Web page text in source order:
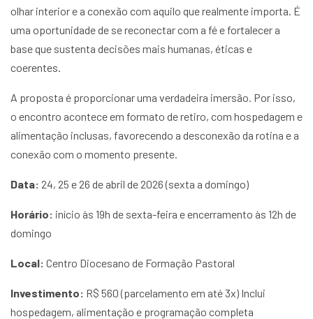
olhar interior e a conexão com aquilo que realmente importa. É
uma oportunidade de se reconectar com a fé e fortalecer a
base que sustenta decisões mais humanas, éticas e
coerentes.
A proposta é proporcionar uma verdadeira imersão. Por isso,
o encontro acontece em formato de retiro, com hospedagem e
alimentação inclusas, favorecendo a desconexão da rotina e a
conexão com o momento presente.
Data: 24, 25 e 26 de abril de 2026 (sexta a domingo)
Horário: início às 19h de sexta-feira e encerramento às 12h de
domingo
Local: Centro Diocesano de Formação Pastoral
Investimento: R$ 560 (parcelamento em até 3x) Inclui
hospedagem, alimentação e programação completa